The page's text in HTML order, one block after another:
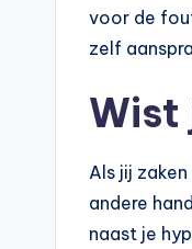
voor de
zelf
Wist
Als jij
andere
naast je